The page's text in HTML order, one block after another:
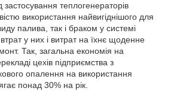
застосування теплогенераторів
використання найвигіднішого для
палива, так і браком у системі
у них і витрат на їхнє щоденне
Так, загальна економія на
цехів підприємства з
опалення на використання
понад 30% на рік.